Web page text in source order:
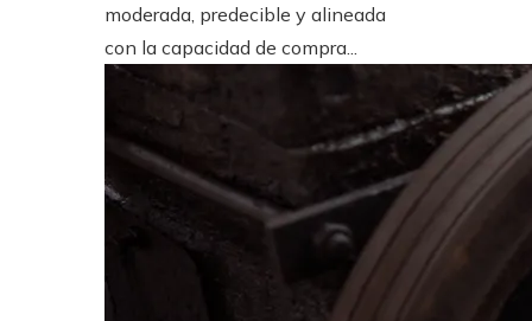
moderada, predecible y alineada
con la capacidad de compra...